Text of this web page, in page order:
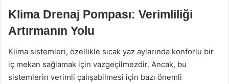
Klima Drenaj Pompası: Verimliliği
Artırmanın Yolu
Klima sistemleri, özellikle sıcak yaz aylarında konforlu bir
iç mekan sağlamak için vazgeçilmezdir. Ancak, bu
sistemlerin verimli çalışabilmesi için bazı önemli